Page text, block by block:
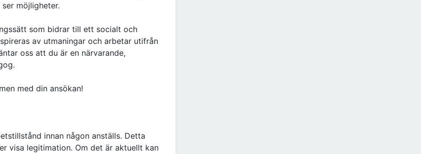
möjligheter.
som bidrar till ett socialt och
av utmaningar och arbetar utifrån
oss att du är en närvarande,
med din ansökan!
innan någon anställs. Detta
visa legitimation. Om det är aktuellt kan